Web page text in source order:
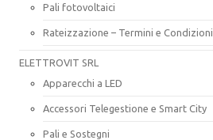
Pali fotovoltaici
Rateizzazione – Termini e Condizioni
ELETTROVIT SRL
Apparecchi a LED
Accessori Telegestione e Smart City
Pali e Sostegni